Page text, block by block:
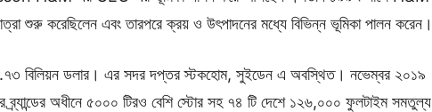
শুরু করেছিলেন এবং তারপরে ক্রয় ও উৎপাদনের মধ্যে বিভিন্ন ভূমিকা পালন করেন।
বিলিয়ন ডলার। এর সদর দপ্তর স্টকহোম, সুইডেন এ অবস্থিত। নভেম্বর ২০১৯
অধীনে ৫০০০ টিরও বেশি স্টোর সহ ৭৪ টি দেশে ১২৬,০০০ ফুলটাইম সমতুল্য